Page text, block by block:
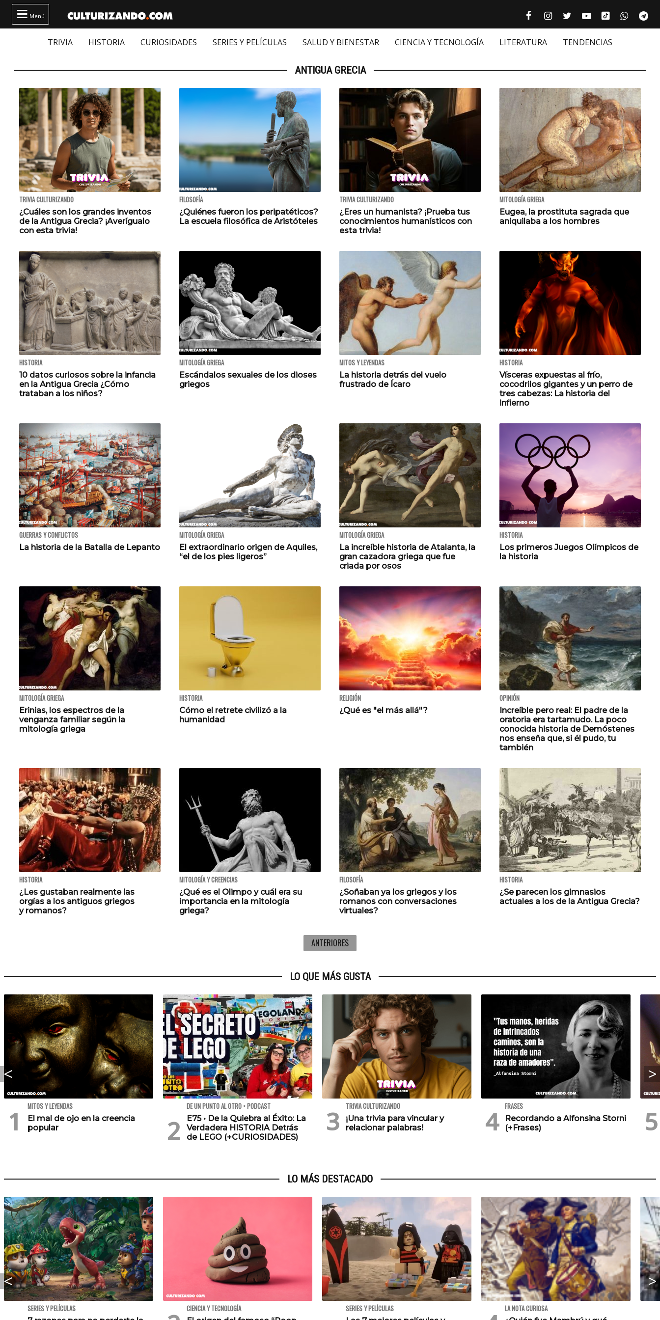
 Menú  Facebook culturizando.com |
 Instagram
 Twitter
 Youtube
Tiktok
 
TRIVIA HISTORIA CURIOSIDADES SERIES Y PELÍCULAS SALUD Y BIENESTAR CIENCIA Y TECNOLOGÍA LITERATURA TENDENCIAS
ANTIGUA GRECIA
TRIVIA CULTURIZANDO
¿Cuáles son los grandes inventos
de la Antigua Grecia? ¡Averígualo
con esta trivia!
FILOSOFÍA
¿Quiénes fueron los peripatéticos?
La escuela filosófica de Aristóteles
TRIVIA CULTURIZANDO
¿Eres un humanista? ¡Prueba tus
conocimientos humanísticos con
esta trivia!
MITOLOGÍA GRIEGA
Eugea, la prostituta sagrada que
aniquilaba a los hombres
HISTORIA
10 datos curiosos sobre la infancia
en la Antigua Grecia ¿Cómo
trataban a los niños?
MITOLOGÍA GRIEGA
Escándalos sexuales de los dioses
griegos
MITOS Y LEYENDAS
La historia detrás del vuelo
frustrado de Ícaro
HISTORIA
Vísceras expuestas al frío,
cocodrilos gigantes y un perro de
tres cabezas: La historia del
infierno
GUERRAS Y CONFLICTOS
La historia de la Batalla de Lepanto
MITOLOGÍA GRIEGA
El extraordinario origen de Aquiles,
“el de los pies ligeros”
MITOLOGÍA GRIEGA
La increíble historia de Atalanta, la
gran cazadora griega que fue
criada por osos
HISTORIA
Los primeros Juegos Olímpicos de
la historia
MITOLOGÍA GRIEGA
Erinias, los espectros de la
venganza familiar según la
mitología griega
HISTORIA
Cómo el retrete civilizó a la
humanidad
RELIGIÓN
¿Qué es "el más allá"?
OPINIÓN
Increíble pero real: El padre de la
oratoria era tartamudo. La poco
conocida historia de Demóstenes
nos enseña que, si él pudo, tu
también
HISTORIA
¿Les gustaban realmente las
orgías a los antiguos griegos
y romanos?
MITOLOGÍA Y CREENCIAS
¿Qué es el Olimpo y cuál era su
importancia en la mitología
griega?
FILOSOFÍA
¿Soñaban ya los griegos y los
romanos con conversaciones
virtuales?
HISTORIA
¿Se parecen los gimnasios
actuales a los de la Antigua Grecia?
ANTERIORES
LO QUE MÁS GUSTA
MITOS Y LEYENDAS
El mal de ojo en la creencia
popular
DE UN PUNTO AL OTRO • PODCAST
E75 • De la Quiebra al Éxito: La
Verdadera HISTORIA Detrás
de LEGO (+CURIOSIDADES)
TRIVIA CULTURIZANDO
¡Una trivia para vincular y
relacionar palabras!
FRASES
Recordando a Alfonsina Storni
(+Frases)
LO MÁS DESTACADO
SERIES Y PELÍCULAS
CIENCIA Y TECNOLOGÍA
SERIES Y PELÍCULAS
LA NOTA CURIOSA